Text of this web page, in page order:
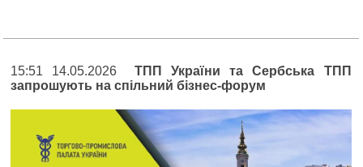
15:51 14.05.2026ТПП України та Сербська ТПП
запрошують на спільний бізнес-форум